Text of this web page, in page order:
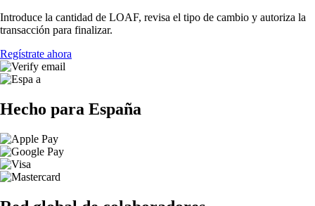
Introduce la cantidad de LOAF, revisa el tipo de cambio y autoriza la
transacción para finalizar.
Regístrate ahora
Hecho para España